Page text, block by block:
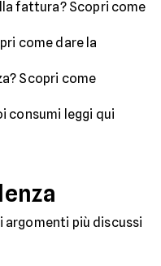
fattura? Scopri come
come dare la
Scopri come
consumi leggi qui
argomenti più discussi